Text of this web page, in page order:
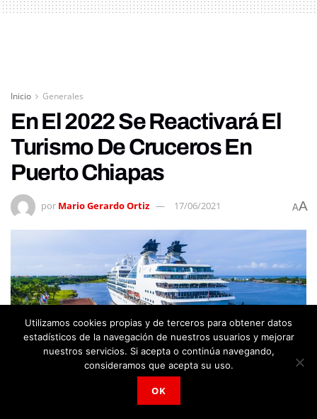
Inicio Generales
En El 2022 Se Reactivará El
Turismo De Cruceros En
Puerto Chiapas
por Mario Gerardo Ortiz 17/06/2021 AA
Utilizamos cookies propias y de terceros para obtener datos
estadísticos de la navegación de nuestros usuarios y mejorar
nuestros servicios. Si acepta o continúa navegando,
consideramos que acepta su uso.
OK